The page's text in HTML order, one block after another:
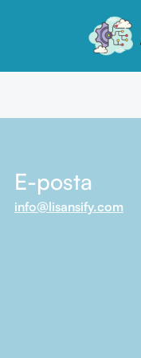
E-posta
info@lisansify.com